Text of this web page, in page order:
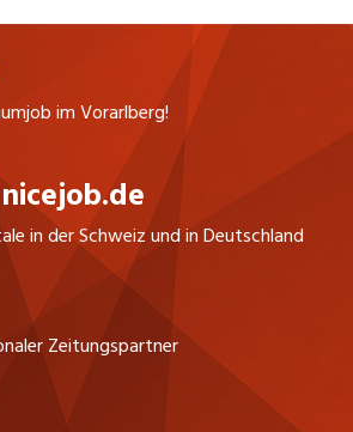
im Vorarlberg!
nicejob.de
in der Schweiz und in Deutschland
Zeitungspartner